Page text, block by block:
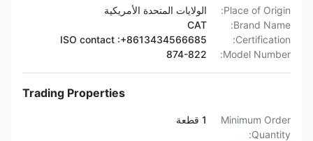
Place of Origin:
الولايات المتحدة الأمريكية
Brand Name:
CAT
Certification:
ISO contact :+8613434566685
Model Number:
874-822
Trading Properties
Minimum Order
Quantity:
1 قطعة